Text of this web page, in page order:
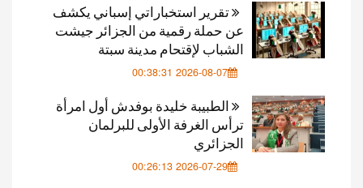
تقرير استخباراتي إسباني يكشف
عن حملة رقمية من الجزائر جيشت
الشباب لإقتحام مدينة سبتة
2026-08-07 00:38:31
الطبيبة خليدة بوفدش أول امرأة
ترأس الغرفة الأولى للبرلمان
الجزائري
2026-07-29 00:26:13